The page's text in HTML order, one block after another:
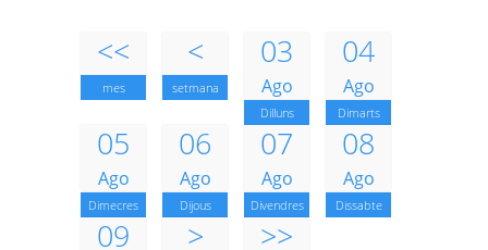
<<
mes
<
setmana
03
Ago
Dilluns
04
Ago
Dimarts
05
Ago
Dimecres
06
Ago
Dijous
07
Ago
Divendres
08
Ago
Dissabte
09 > >>